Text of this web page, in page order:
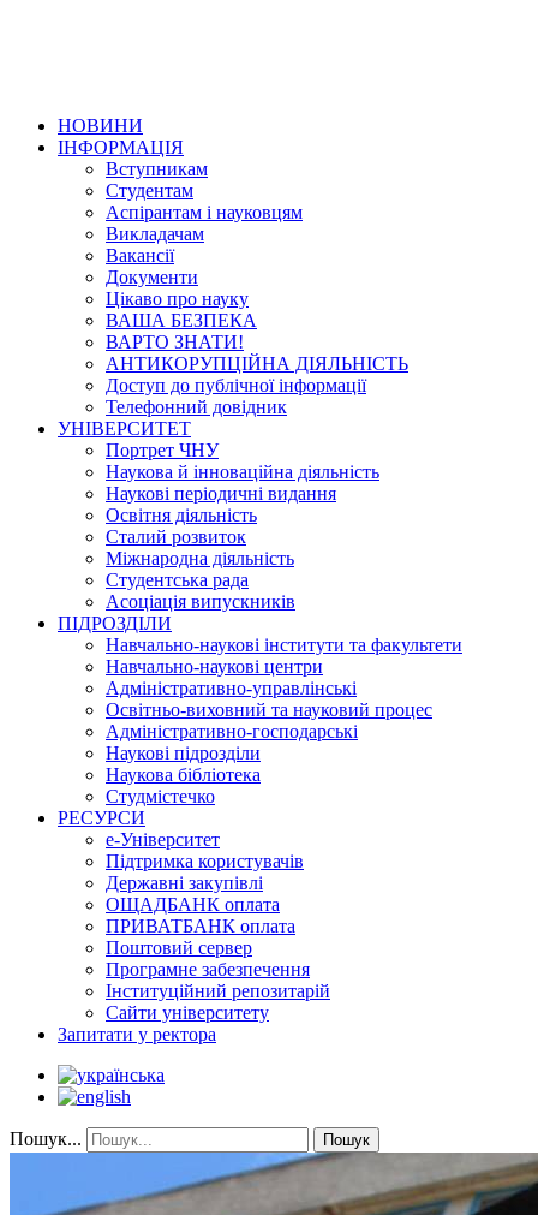
НОВИНИ
ІНФОРМАЦІЯ
Вступникам
Студентам
Аспірантам і науковцям
Викладачам
Вакансії
Документи
Цікаво про науку
ВАША БЕЗПЕКА
ВАРТО ЗНАТИ!
АНТИКОРУПЦІЙНА ДІЯЛЬНІСТЬ
Доступ до публічної інформації
Телефонний довідник
УНІВЕРСИТЕТ
Портрет ЧНУ
Наукова й інноваційна діяльність
Наукові періодичні видання
Освітня діяльність
Сталий розвиток
Міжнародна діяльність
Студентська рада
Асоціація випускників
ПІДРОЗДІЛИ
Навчально-наукові інститути та факультети
Навчально-наукові центри
Адміністративно-управлінські
Освітньо-виховний та науковий процес
Адміністративно-господарські
Наукові підрозділи
Наукова бібліотека
Студмістечко
РЕСУРСИ
е-Університет
Підтримка користувачів
Державні закупівлі
ОЩАДБАНК оплата
ПРИВАТБАНК оплата
Поштовий сервер
Програмне забезпечення
Інституційний репозитарій
Сайти університету
Запитати у ректора
Пошук... Пошук